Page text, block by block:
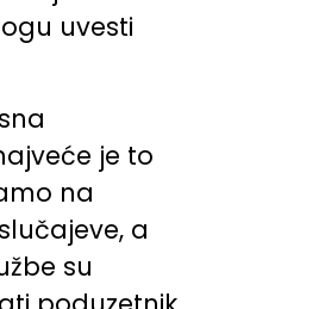
uvesti
je to
na
a
su